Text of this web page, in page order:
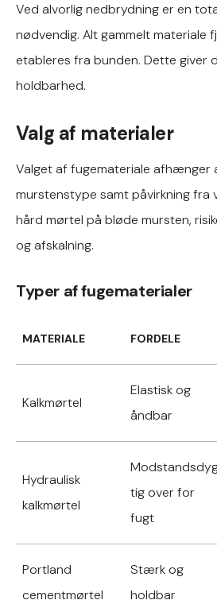
Ved alvorlig nedbrydning er en
nødvendig. Alt gammelt materiale
etableres fra bunden. Dette giver
holdbarhed.
Valg af materialer
Valget af fugemateriale afhænger
murstenstype samt påvirkning fra
hård mørtel på bløde mursten,
og afskalning.
Typer af fugematerialer
MATERIALE FORDELE
Kalkmørtel
Elastisk og
åndbar
Hydraulisk
kalkmørtel
tig over for
fugt
Portland
cementmørtel
Stærk og
holdbar